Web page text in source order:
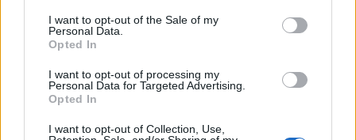
I want to opt-out of the Sale of my
Personal Data.
Opted In
I want to opt-out of processing my
Personal Data for Targeted Advertising.
Opted In
I want to opt-out of Collection, Use,